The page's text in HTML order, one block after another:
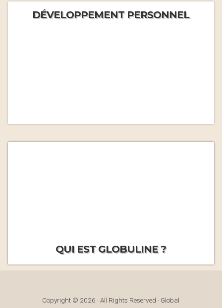
DÉVELOPPEMENT PERSONNEL
QUI EST GLOBULINE ?
Copyright © 2026 · All Rights Reserved · Global